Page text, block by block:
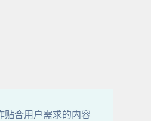
贴合用户需求的内容